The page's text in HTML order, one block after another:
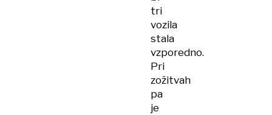
tri
vozila
stala
vzporedno.
Pri
zožitvah
pa
je